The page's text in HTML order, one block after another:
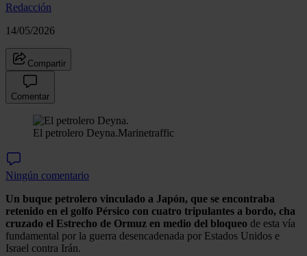
Redacción
14/05/2026
Compartir
Comentar
El petrolero Deyna.Marinetraffic
Ningún comentario
Un buque petrolero vinculado a Japón, que se encontraba
retenido en el golfo Pérsico con cuatro tripulantes a bordo, cha
cruzado el Estrecho de Ormuz en medio del bloqueo de esta vía
fundamental por la guerra desencadenada por Estados Unidos e
Israel contra Irán.